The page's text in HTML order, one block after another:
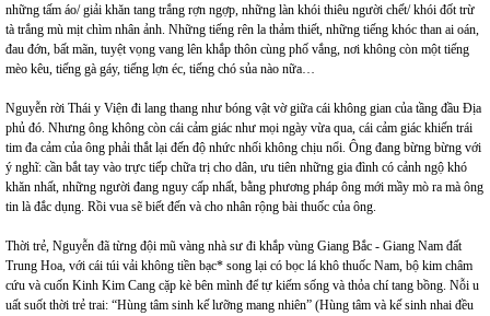
những tấm áo/ giải khăn tang trắng rợn ngợp, những làn khói thiêu người chết/ khói đốt trừ
tà trắng mù mịt chìm nhân ảnh. Những tiếng rên la thảm thiết, những tiếng khóc than ai oán,
đau đớn, bất mãn, tuyệt vọng vang lên khắp thôn cùng phố vắng, nơi không còn một tiếng
mèo kêu, tiếng gà gáy, tiếng lợn éc, tiếng chó sủa nào nữa…
Nguyễn rời Thái y Viện đi lang thang như bóng vật vờ giữa cái không gian của tầng đầu Địa
phủ đó. Nhưng ông không còn cái cảm giác như mọi ngày vừa qua, cái cảm giác khiến trái
tim đa cảm của ông phải thắt lại đến độ nhức nhối không chịu nổi. Ông đang bừng bừng với
ý nghĩ: cần bắt tay vào trực tiếp chữa trị cho dân, ưu tiên những gia đình có cảnh ngộ khó
khăn nhất, những người đang nguy cấp nhất, bằng phương pháp ông mới mầy mò ra mà ông
tin là đắc dụng. Rồi vua sẽ biết đến và cho nhân rộng bài thuốc của ông.
Thời trẻ, Nguyễn đã từng đội mũ vàng nhà sư đi khắp vùng Giang Bắc - Giang Nam đất
Trung Hoa, với cái túi vải không tiền bạc* song lại có bọc lá khô thuốc Nam, bộ kim châm
cứu và cuốn Kinh Kim Cang cặp kè bên mình để tự kiếm sống và thỏa chí tang bồng. Nỗi u
uất suốt thời trẻ trai: “Hùng tâm sinh kế lưỡng mang nhiên” (Hùng tâm và kế sinh nhai đều